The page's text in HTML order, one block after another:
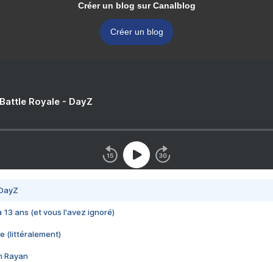
Créer un blog sur Canalblog
Créer un blog
Royale - DayZ
13 ans (et vous l'avez ignoré)
(littéralement)
Rayan